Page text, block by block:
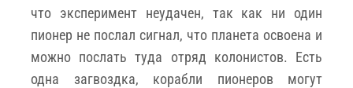
что эксперимент неудачен, так как ни один
пионер не послал сигнал, что планета освоена и
можно послать туда отряд колонистов. Есть
одна загвоздка, корабли пионеров могут